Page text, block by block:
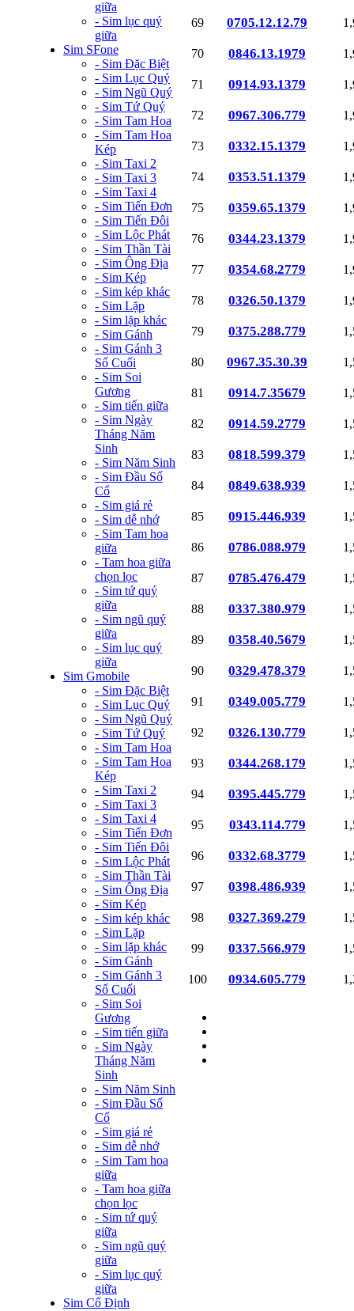
giữa
- Sim lục quý
giữa
Sim SFone
- Sim Đặc Biệt
- Sim Lục Quý
- Sim Ngũ Quý
- Sim Tứ Quý
- Sim Tam Hoa
- Sim Tam Hoa
Kép
- Sim Taxi 2
- Sim Taxi 3
- Sim Taxi 4
- Sim Tiến Đơn
- Sim Tiến Đôi
- Sim Lộc Phát
- Sim Thần Tài
- Sim Ông Địa
- Sim Kép
- Sim kép khác
- Sim Lặp
- Sim lặp khác
- Sim Gánh
- Sim Gánh 3
Số Cuối
- Sim Soi
Gương
- Sim tiến giữa
- Sim Ngày
Tháng Năm
Sinh
- Sim Năm Sinh
- Sim Đầu Số
Cổ
- Sim giá rẻ
- Sim dễ nhớ
- Sim Tam hoa
giữa
- Tam hoa giữa
chọn lọc
- Sim tứ quý
giữa
- Sim ngũ quý
giữa
- Sim lục quý
giữa
Sim Gmobile
- Sim Đặc Biệt
- Sim Lục Quý
- Sim Ngũ Quý
- Sim Tứ Quý
- Sim Tam Hoa
- Sim Tam Hoa
Kép
- Sim Taxi 2
- Sim Taxi 3
- Sim Taxi 4
- Sim Tiến Đơn
- Sim Tiến Đôi
- Sim Lộc Phát
- Sim Thần Tài
- Sim Ông Địa
- Sim Kép
- Sim kép khác
- Sim Lặp
- Sim lặp khác
- Sim Gánh
- Sim Gánh 3
Số Cuối
- Sim Soi
Gương
- Sim tiến giữa
- Sim Ngày
Tháng Năm
Sinh
- Sim Năm Sinh
- Sim Đầu Số
Cổ
- Sim giá rẻ
- Sim dễ nhớ
- Sim Tam hoa
giữa
- Tam hoa giữa
chọn lọc
- Sim tứ quý
giữa
- Sim ngũ quý
giữa
- Sim lục quý
giữa
Sim Cố Định
69 0705.12.12.79
70 0846.13.1979
71 0914.93.1379
72 0967.306.779
73 0332.15.1379
74 0353.51.1379
75 0359.65.1379
76 0344.23.1379
77 0354.68.2779
78 0326.50.1379
79 0375.288.779
80 0967.35.30.39
81 0914.7.35679
82 0914.59.2779
83 0818.599.379
84 0849.638.939
85 0915.446.939
86 0786.088.979
87 0785.476.479
88 0337.380.979
89 0358.40.5679
90 0329.478.379
91 0349.005.779
92 0326.130.779
93 0344.268.179
94 0395.445.779
95 0343.114.779
96 0332.68.3779
97 0398.486.939
98 0327.369.279
99 0337.566.979
100 0934.605.779